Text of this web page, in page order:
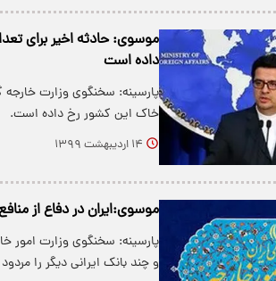
موسوی: حادثه اخیر برای
داده است
پارسینه: سخنگوی وزارت خارجه
خاک این کشور رخ داده است.
۱۴ اردیبهشت ۱۳۹۹
موسوی:ایران در دفاع از
پارسینه: سخنگوی وزارت امور
و چند بانک ایرانی دیگر را